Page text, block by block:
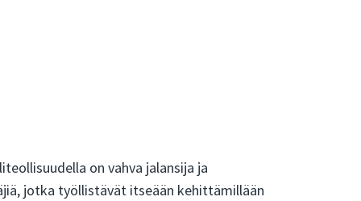
on vahva jalansija ja
jotka työllistävät itseään kehittämillään